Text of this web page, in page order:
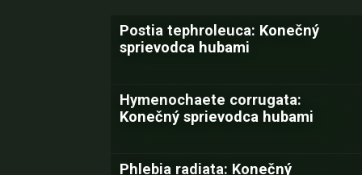
Postia tephroleuca: Konečný
sprievodca hubami
Hymenochaete corrugata:
Konečný sprievodca hubami
Phlebia radiata: Konečný